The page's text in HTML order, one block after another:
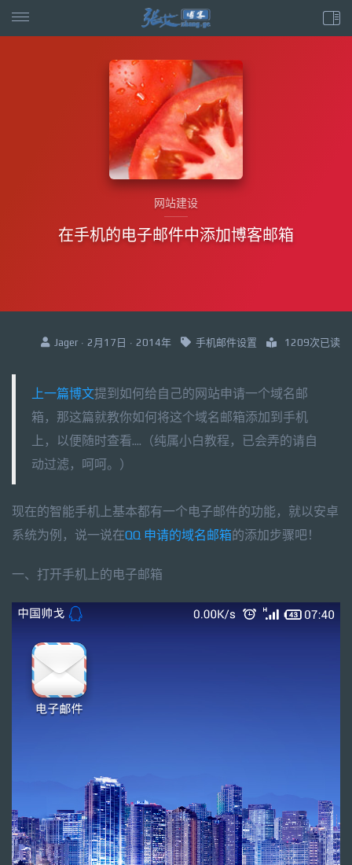
网站建设
在手机的电子邮件中添加博客邮箱
Jager · 2月17日 · 2014年 手机邮件设置 1209次已读
上一篇博文提到如何给自己的网站申请一个域名邮
箱，那这篇就教你如何将这个域名邮箱添加到手机
上，以便随时查看....（纯属小白教程，已会弄的请自
动过滤，呵呵。）
现在的智能手机上基本都有一个电子邮件的功能，就以安卓
系统为例，说一说在QQ 申请的域名邮箱的添加步骤吧！
一、打开手机上的电子邮箱